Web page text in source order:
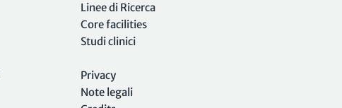
Linee di Ricerca
Core facilities
Studi clinici
Privacy
Note legali